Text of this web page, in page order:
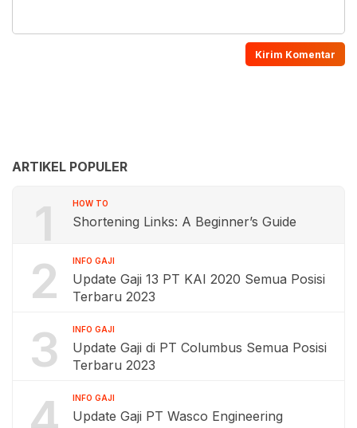
ARTIKEL POPULER
1 HOW TO
Shortening Links: A Beginner’s Guide
2 INFO GAJI
Update Gaji 13 PT KAI 2020 Semua Posisi
Terbaru 2023
3 INFO GAJI
Update Gaji di PT Columbus Semua Posisi
Terbaru 2023
INFO GAJI
Update Gaji PT Wasco Engineering